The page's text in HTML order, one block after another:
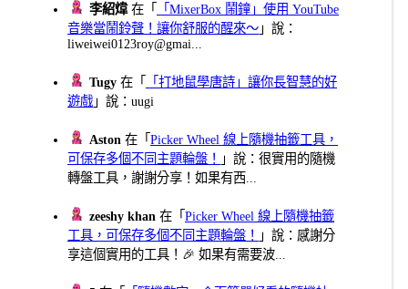
李紹煒在「
「MixerBox 鬧鐘」使用 YouTube
音樂當鬧鈴聲！讓你舒服的醒來～ 」說：
liweiwei0123roy@gmai...
Tugy 在「
「打地鼠學唐詩」讓你長智慧的好
遊戲 」說：uugi
Aston 在「Picker Wheel 線上隨機抽籤工具，
可保存多個不同主題輪盤！
」說：很實用的隨機
轉盤工具，謝謝分享！如果有西...
zeeshy khan 在「Picker Wheel 線上隨機抽籤
工具，可保存多個不同主題輪盤！
」說：感謝分
享這個實用的工具！🎉 如果有需要波...